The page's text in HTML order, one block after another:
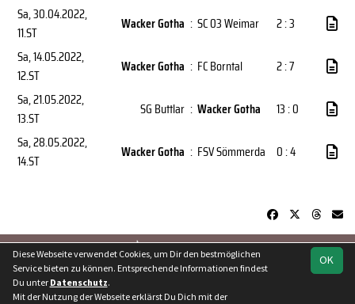
Sa, 30.04.2022,
11.ST
Wacker Gotha : SC 03 Weimar
2 : 3
Sa, 14.05.2022,
12.ST
Wacker Gotha : FC Borntal
2 : 7
Sa, 21.05.2022,
13.ST
SG Buttlar : Wacker Gotha
13 : 0
Sa, 28.05.2022,
14.ST
Wacker Gotha : FSV Sömmerda 0 : 4
soccero.de
Besucherstatistik
OK
Diese Webseite verwendet Cookies, um Dir den bestmöglichen
Service bieten zu können. Entsprechende Informationen findest
Du unter Datenschutz.
Mit der Nutzung der Webseite erklärst Du Dich mit der